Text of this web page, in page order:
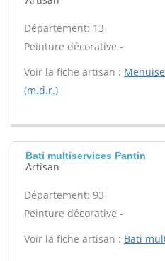
Département: 13
Peinture décorative -
Voir la fiche artisan :
(m.d.r.)
Bati multiservices Pantin
Artisan
Département: 93
Peinture décorative -
Voir la fiche artisan : Bati